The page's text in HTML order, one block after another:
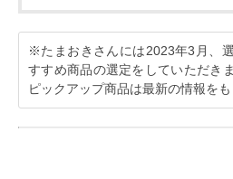
※たまおきさんには2023年3月、
すすめ商品の選定をしていただき
ピックアップ商品は最新の情報をも